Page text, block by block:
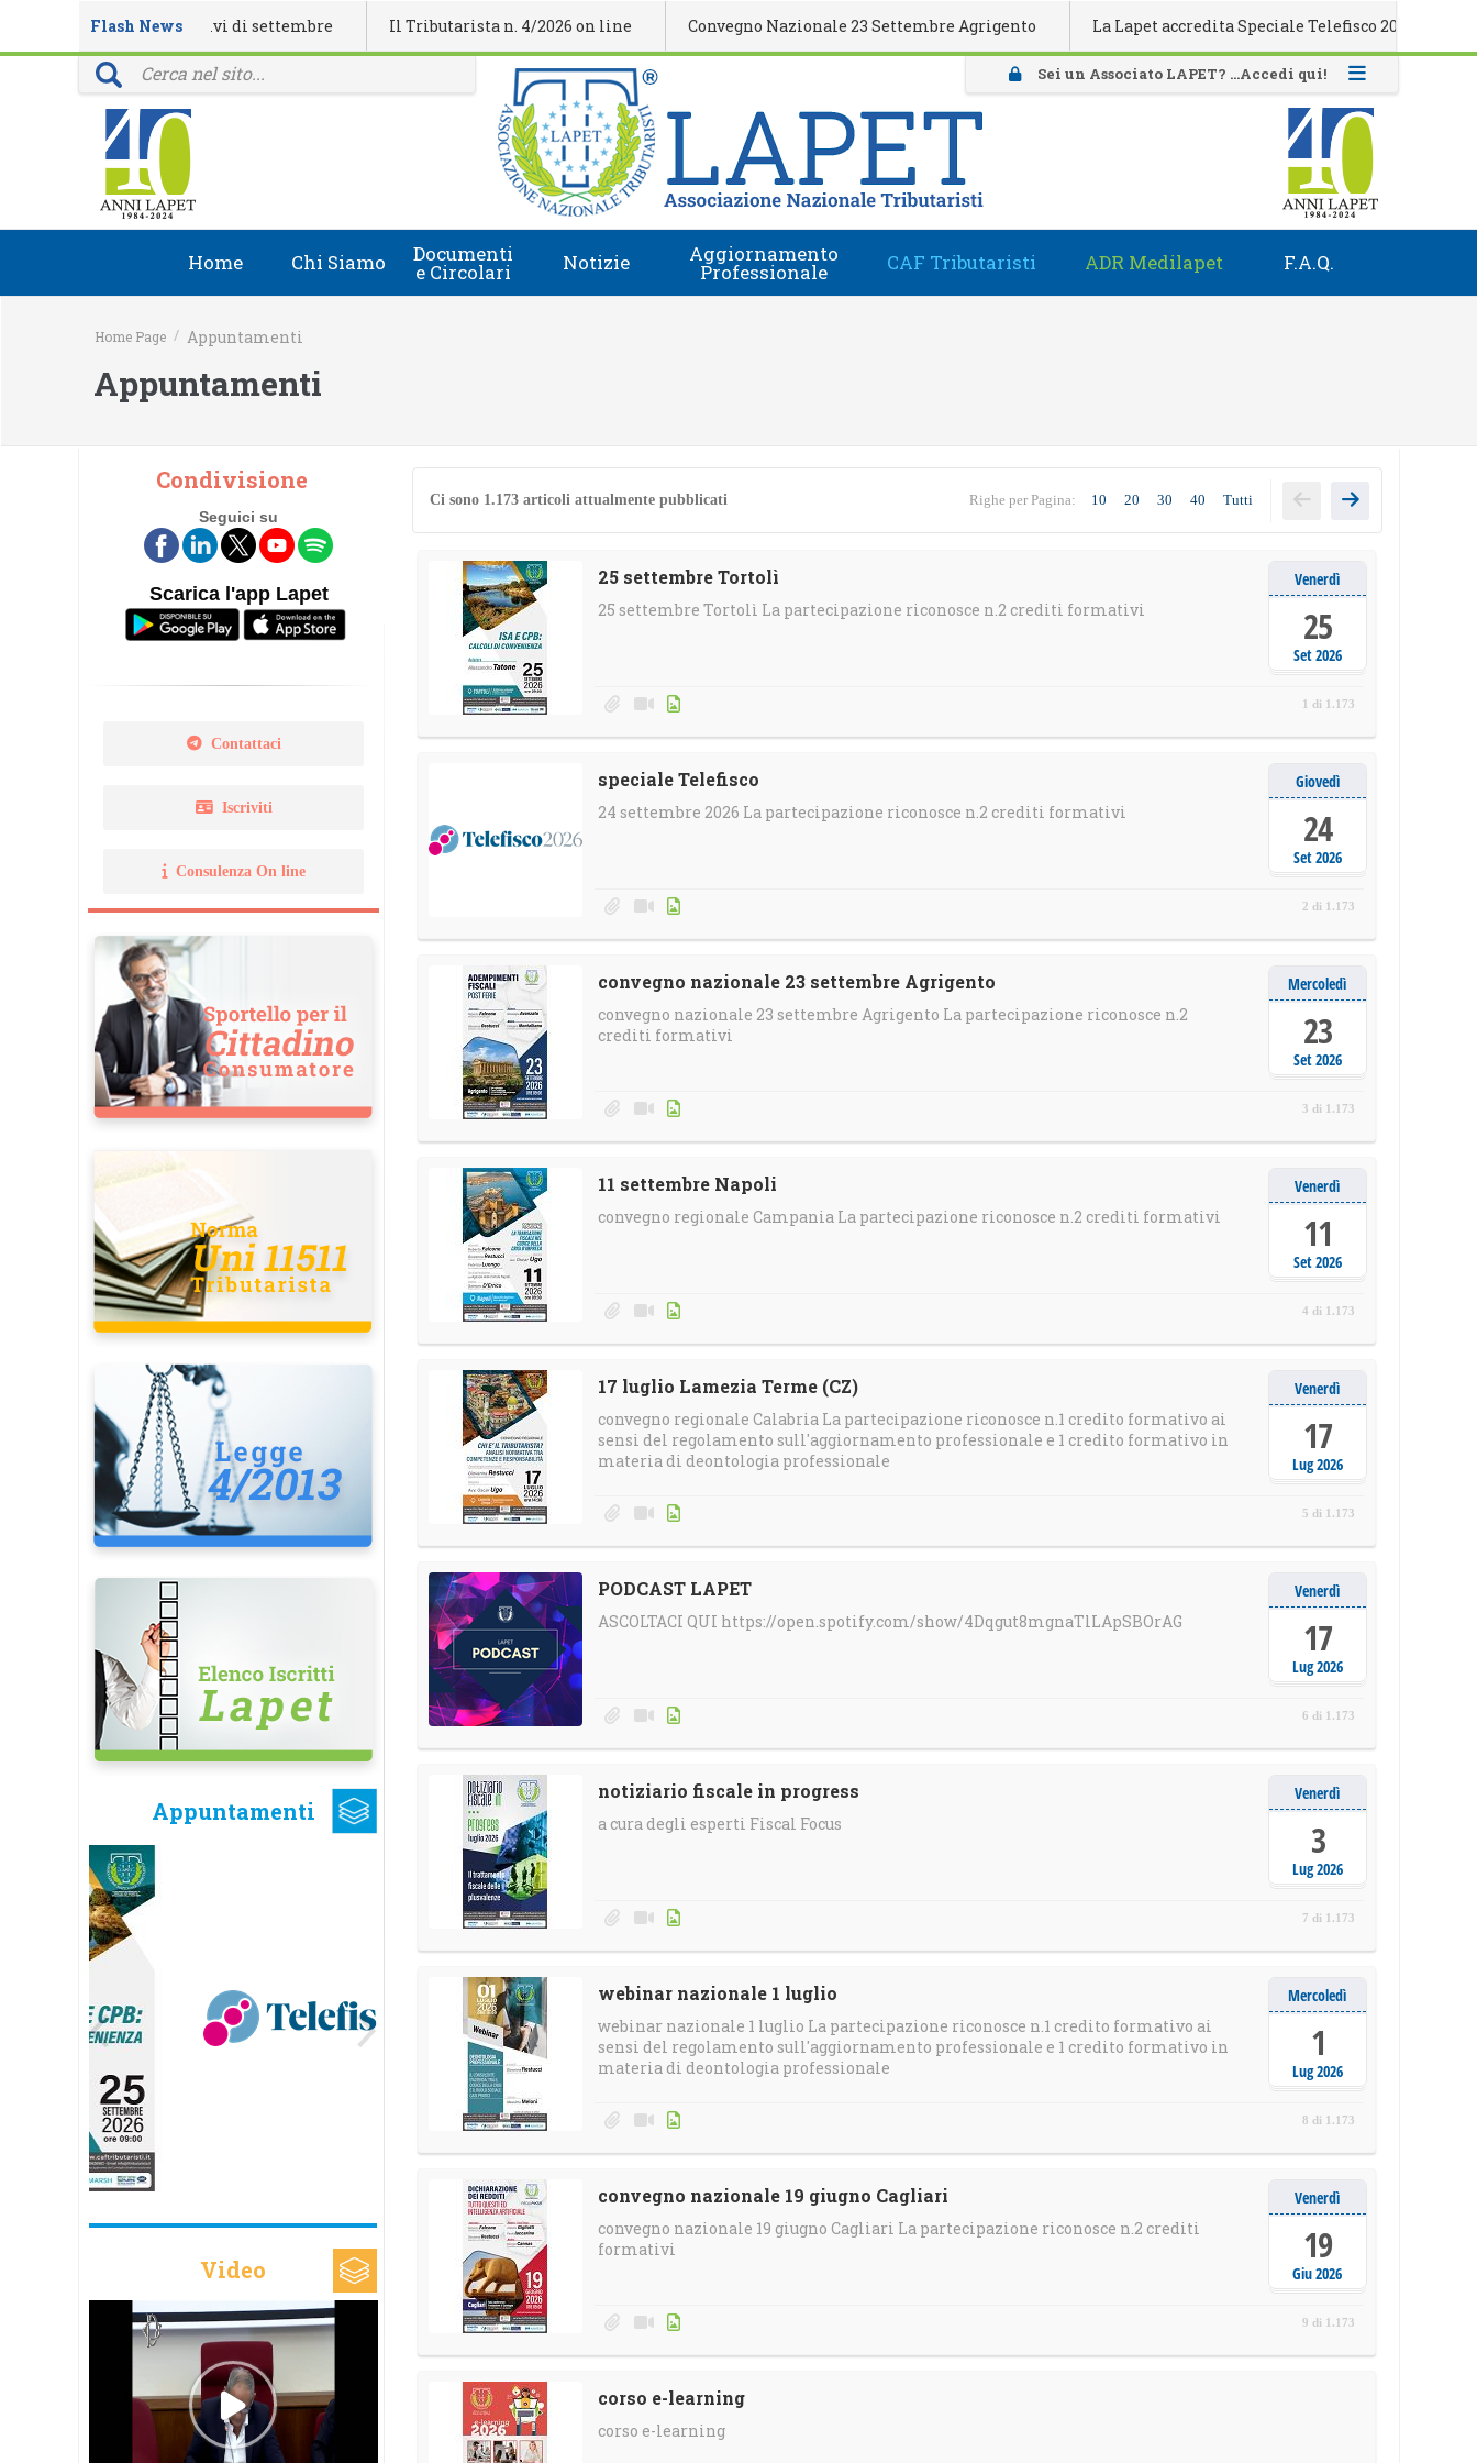
Home Chi Siamo
Guida lapet
Contatti
Legge 14 gennaio 2013 N. 4
Norma Uni 11511
Documenti
e Circolari Notizie Aggiornamento
Professionale
Corsi in streaming
Calendario Territoriale
CAF Tributaristi ADR Medilapet F.A.Q.
Appuntamenti
Home Page / Appuntamenti
Flash News
eventi formativi di settembre Il Tributarista n. 4/2026 on line Convegno Nazionale 23 Settembre Agrigento La Lapet accredita Speciale Telefisco 2026
40 anni della rivista Il Tributarista Sei un Associato LAPET? ...Accedi qui!
Condivisione
Seguici su
Scarica l'app Lapet
Contattaci
Iscriviti
Consulenza On line
Appuntamenti
Video
Ci sono 1.173 articoli attualmente pubblicati Righe per Pagina: 10 20 30 40 Tutti
25 settembre Tortolì
25 settembre Tortolì La partecipazione riconosce n.2 crediti formativi
Set 2026
Venerdì
25
1 di 1.173
speciale Telefisco
24 settembre 2026 La partecipazione riconosce n.2 crediti formativi
Set 2026
Giovedì
24
2 di 1.173
convegno nazionale 23 settembre Agrigento
convegno nazionale 23 settembre Agrigento La partecipazione riconosce n.2
crediti formativi
Set 2026
Mercoledì
23
3 di 1.173
11 settembre Napoli
convegno regionale Campania La partecipazione riconosce n.2 crediti formativi
Set 2026
Venerdì
11
4 di 1.173
17 luglio Lamezia Terme (CZ)
convegno regionale Calabria La partecipazione riconosce n.1 credito formativo ai
sensi del regolamento sull'aggiornamento professionale e 1 credito formativo in
materia di deontologia professionale
Lug 2026
Venerdì
17
5 di 1.173
PODCAST LAPET
ASCOLTACI QUI https://open.spotify.com/show/4Dqgut8mgnaTlLApSBOrAG
Lug 2026
Venerdì
17
6 di 1.173
notiziario fiscale in progress
a cura degli esperti Fiscal Focus
Lug 2026
Venerdì
3
7 di 1.173
webinar nazionale 1 luglio
webinar nazionale 1 luglio La partecipazione riconosce n.1 credito formativo ai
sensi del regolamento sull'aggiornamento professionale e 1 credito formativo in
materia di deontologia professionale
Lug 2026
Mercoledì
1
8 di 1.173
convegno nazionale 19 giugno Cagliari
convegno nazionale 19 giugno Cagliari La partecipazione riconosce n.2 crediti
formativi
Giu 2026
Venerdì
19
9 di 1.173
corso e-learning
corso e-learning